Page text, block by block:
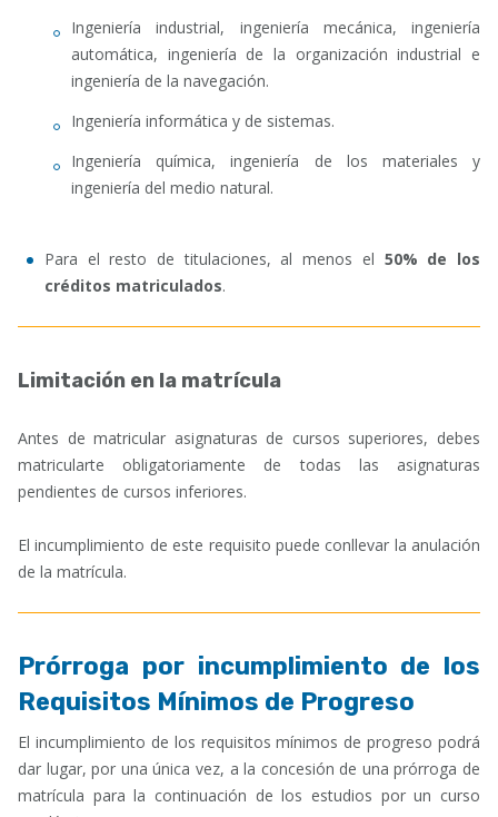
Ingeniería industrial, ingeniería mecánica, ingeniería
automática, ingeniería de la organización industrial e
ingeniería de la navegación.
Ingeniería informática y de sistemas.
Ingeniería química, ingeniería de los materiales y
ingeniería del medio natural.
Para el resto de titulaciones, al menos el 50% de los
créditos matriculados.
Limitación en la matrícula
Antes de matricular asignaturas de cursos superiores, debes
matricularte obligatoriamente de todas las asignaturas
pendientes de cursos inferiores.
El incumplimiento de este requisito puede conllevar la anulación
de la matrícula.
Prórroga por incumplimiento de los
Requisitos Mínimos de Progreso
El incumplimiento de los requisitos mínimos de progreso podrá
dar lugar, por una única vez, a la concesión de una prórroga de
matrícula para la continuación de los estudios por un curso